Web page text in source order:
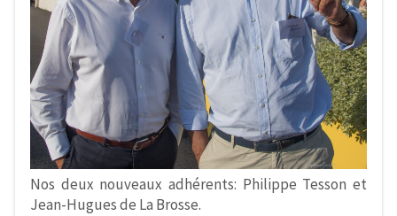
Nos deux nouveaux adhérents: Philippe Tesson et
Jean-Hugues de La Brosse.